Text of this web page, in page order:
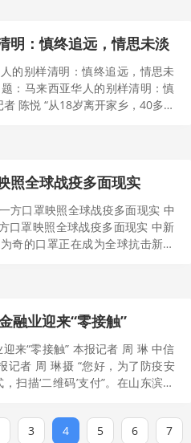
明：慎终追远，情思未淡
的别样清明：慎终追远，情思未
：马来西亚华人的别样清明：慎
陈悦 “从18岁离开家乡，40多年
照全球战疫多面现实
方口罩映照全球战疫多面现实 中
口罩映照全球战疫多面现实 中新
奇的口罩正在成为全球抗击新冠
融业迎来“零接触”
来“零接触” 本报记者 周 琳 中信
记者 周 琳摄 “您好，为了防疫安
扫描‘二维码’支付”。在山东滨州
3 4 5 6 7